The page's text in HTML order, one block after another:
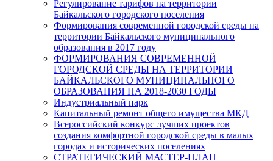
Регулирование тарифов на территории
Байкальского городского поселения
Формирования современной городской среды на
территории Байкальского муниципального
образования в 2017 году
ФОРМИРОВАНИЯ СОВРЕМЕННОЙ
ГОРОДСКОЙ СРЕДЫ НА ТЕРРИТОРИИ
БАЙКАЛЬСКОГО МУНИЦИПАЛЬНОГО
ОБРАЗОВАНИЯ НА 2018-2030 ГОДЫ
Индустриальный парк
Капитальный ремонт общего имущества МКД
Всероссийский конкурс лучших проектов
создания комфортной городской среды в малых
городах и исторических поселениях
СТРАТЕГИЧЕСКИЙ МАСТЕР-ПЛАН